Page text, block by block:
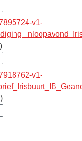
v1-
v1-